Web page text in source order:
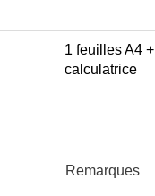
1 feuilles A4 +
calculatrice
Remarques